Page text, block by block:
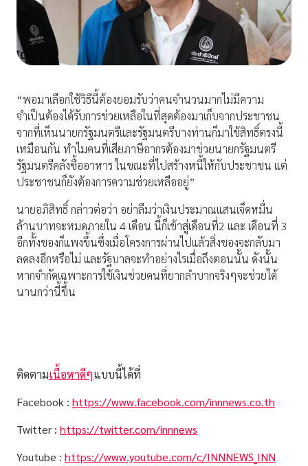
“พอมาเลือกใช้วิธีนี้ต้องยอมรับว่าคนจำนวนมากไม่มีความ
จำเป็นต้องได้รับการช่วยเหลือในที่สุดต้องมาเก็บจากประชาชน
จากที่เห็นนายกรัฐมนตรีและรัฐมนตรีบางท่านก็มาใช้สิทธิ์ตรงนี้
เหมือนกัน ทำไมคนที่เสียภาษีอากรต้องมาช่วยนายกรัฐมนตรี
รัฐมนตรีคลังซื้ออาหาร ในขณะที่ไปสร้างหนี้ให้กับประชาชน แต่
ประชาชนก็ยังต้องการความช่วยเหลืออยู่”
นายอภิสิทธิ์ กล่าวต่อว่า อย่าลืมว่าเงินประมาณแสนเจ็ดหมื่น
ล้านบาทจะหมดภายใน 4 เดือน นี้ก็เข้าสู่เดือนที่2 และ เดือนที่ 3
อีกทั้งของก็แพงขึ้นซึ่งเมื่อโครงการผ่านไปแล้วสิ่งของจะกลับมา
ลดลงอีกหรือไม่ และรัฐบาลจะทำอย่างไรเมื่อถึงตอนนั้น ดังนั้น
หากจำกัดเฉพาะการใช้เงินช่วยคนที่ยากลำบากจริงๆจะช่วยได้
นานกว่านี้ขึ้น
ติดตามเนื้อหาดีๆแบบนี้ได้ที่
Facebook : https://www.facebook.com/innnews.co.th
Twitter : https://twitter.com/innnews
Youtube : https://www.youtube.com/c/INNNEWS_INN